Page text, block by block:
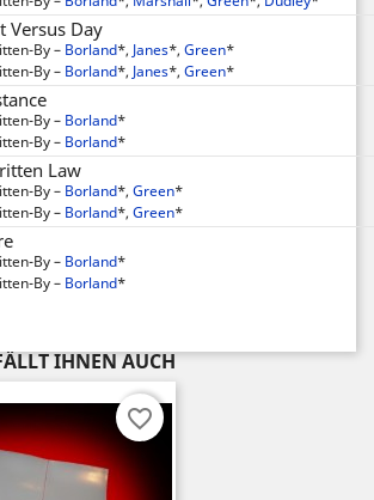
Versus Day
By – Borland*, Janes*, Green*
By – Borland*, Janes*, Green*
By – Borland*
By – Borland*
Law
By – Borland*, Green*
By – Borland*, Green*
By – Borland*
By – Borland*
IHNEN AUCH
favorite_border